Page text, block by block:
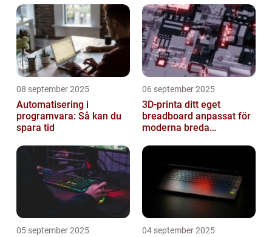
08 september 2025
Automatisering i
programvara: Så kan du
spara tid
06 september 2025
3D-printa ditt eget
breadboard anpassat för
moderna breda
05 september 2025 04 september 2025